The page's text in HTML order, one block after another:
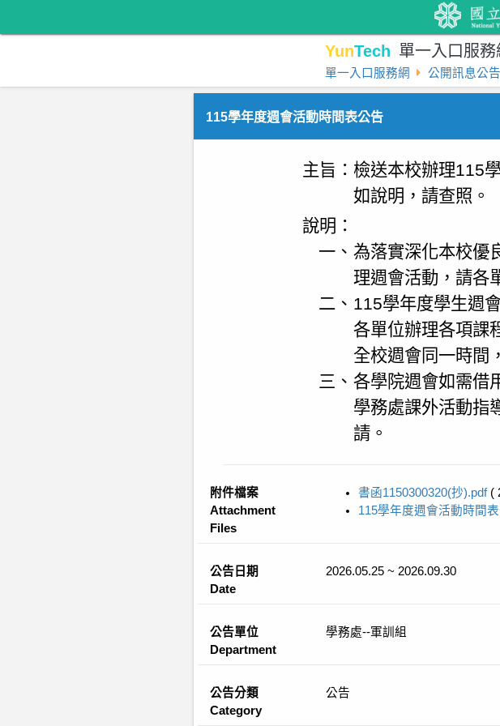
YunTech 單一入口服務
單一入口服務網 公開訊息公告
115學年度週會活動時間表公告
主旨 ： 檢送本校辦理115
如說明，請查照。
說明：
一、 為落實深化本校優
理週會活動，請各
二、 115學年度學生週
各單位辦理各項課
全校週會同一時間
三、 各學院週會如需借
學務處課外活動指
請。
附件檔案
Attachment
Files
書函1150300320(抄).pdf (
115學年度週會活動時間
公告日期
Date
2026.05.25 ~ 2026.09.30
公告單位
Department
學務處--軍訓組
公告分類
Category
公告